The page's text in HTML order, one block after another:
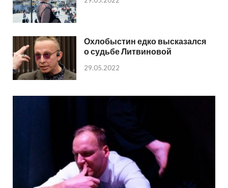
Охлобыстин едко высказался
о судьбе Литвиновой
29.05.2022